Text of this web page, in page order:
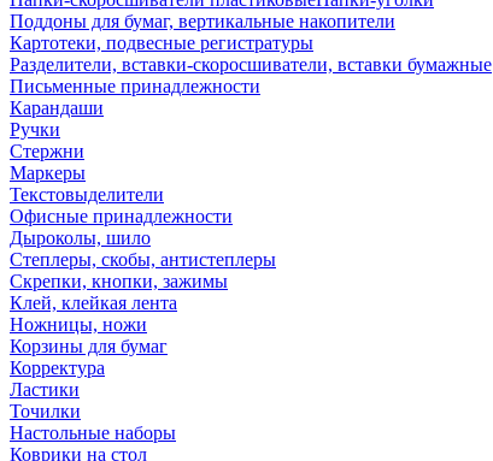
Поддоны для бумаг, вертикальные накопители
Картотеки, подвесные регистратуры
Разделители, вставки-скоросшиватели, вставки бумажные
Письменные принадлежности
Карандаши
Ручки
Стержни
Маркеры
Текстовыделители
Офисные принадлежности
Дыроколы, шило
Степлеры, скобы, антистеплеры
Скрепки, кнопки, зажимы
Клей, клейкая лента
Ножницы, ножи
Корзины для бумаг
Корректура
Ластики
Точилки
Настольные наборы
Коврики на стол